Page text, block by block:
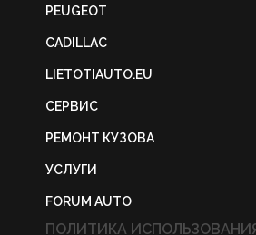
PEUGEOT
CADILLAC
LIETOTIAUTO.EU
СЕРВИС
РЕМОНТ КУЗОВА
УСЛУГИ
FORUM AUTO
ПОЛИТИКА